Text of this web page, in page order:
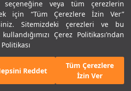
seçeneğine veya tüm çerezlerin
için “Tüm Çerezlere İzin Ver”
Sitemizdeki çerezleri ve bu
Çerez Politikası’ndan
Reddet
Tüm Çerezlere
İzin Ver
Bizi Arayın